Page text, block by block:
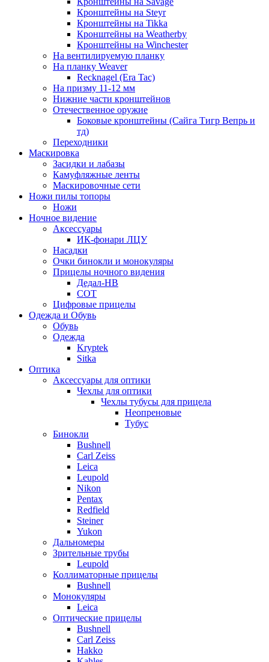
Кронштейны на Steyr
Кронштейны на Tikka
Кронштейны на Weatherby
Кронштейны на Winchester
На вентилируемую планку
На планку Weaver
Recknagel (Era Tac)
На призму 11-12 мм
Нижние части кронштейнов
Отечественное оружие
Боковые кронштейны (Сайга Тигр Вепрь и
тд)
Переходники
Маскировка
Засидки и лабазы
Камуфляжные ленты
Маскировочные сети
Ножи пилы топоры
Ножи
Ночное видение
Аксессуары
ИК-фонари ЛЦУ
Насадки
Очки бинокли и монокуляры
Прицелы ночного видения
Дедал-НВ
СОТ
Цифровые прицелы
Одежда и Обувь
Обувь
Одежда
Kryptek
Sitka
Оптика
Аксессуары для оптики
Чехлы для оптики
Чехлы тубусы для прицела
Неопреновые
Тубус
Бинокли
Bushnell
Carl Zeiss
Leica
Leupold
Nikon
Pentax
Redfield
Steiner
Yukon
Дальномеры
Зрительные трубы
Leupold
Коллиматорные прицелы
Bushnell
Монокуляры
Leica
Оптические прицелы
Bushnell
Carl Zeiss
Hakko